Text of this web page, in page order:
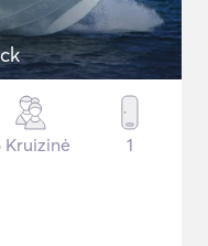
Kruizinė 1